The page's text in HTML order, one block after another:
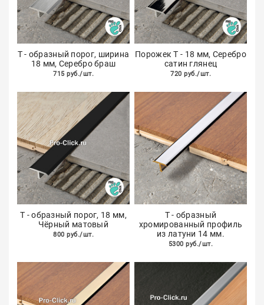
Т - образный порог, ширина
18 мм, Серебро браш
715 руб./шт.
Порожек Т - 18 мм, Серебро
сатин глянец
720 руб./шт.
Т - образный порог, 18 мм,
Чёрный матовый
800 руб./шт.
Т - образный
хромированный профиль
из латуни 14 мм.
5300 руб./шт.